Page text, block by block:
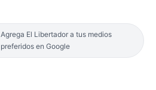
Agrega El Libertador a tus medios
preferidos en Google